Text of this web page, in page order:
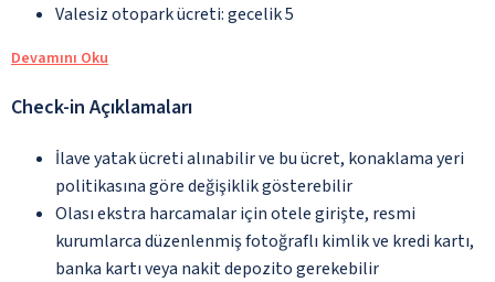
Valesiz otopark ücreti: gecelik 5
Devamını Oku
Check-in Açıklamaları
İlave yatak ücreti alınabilir ve bu ücret, konaklama yeri
politikasına göre değişiklik gösterebilir
Olası ekstra harcamalar için otele girişte, resmi
kurumlarca düzenlenmiş fotoğraflı kimlik ve kredi kartı,
banka kartı veya nakit depozito gerekebilir